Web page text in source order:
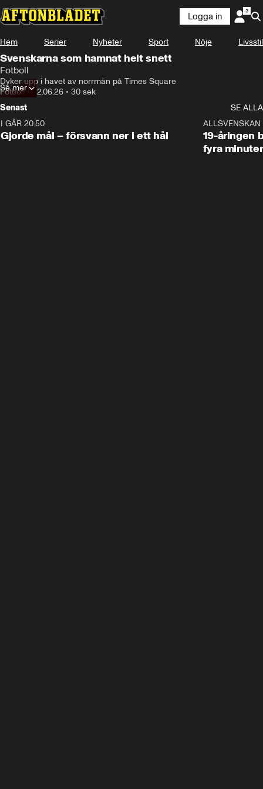
Logga in
Hem Serier Nyheter Sport Nöje Livsstil
Svenskarna som hamnat helt snett
Fotboll
Dyker upp i havet av norrmän på Times Square
Fotboll•22.06.26 • 30 sek
Se mer
Senast
SE ALLA
I GÅR 20:50
Gjorde mål – försvann ner i ett hål
ALLSVENSKAN
19-åringen
fyra minuter